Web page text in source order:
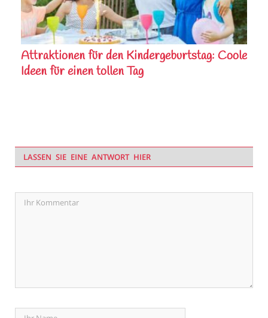
Attraktionen für den Kindergeburtstag: Coole
Ideen für einen tollen Tag
LASSEN SIE EINE ANTWORT HIER